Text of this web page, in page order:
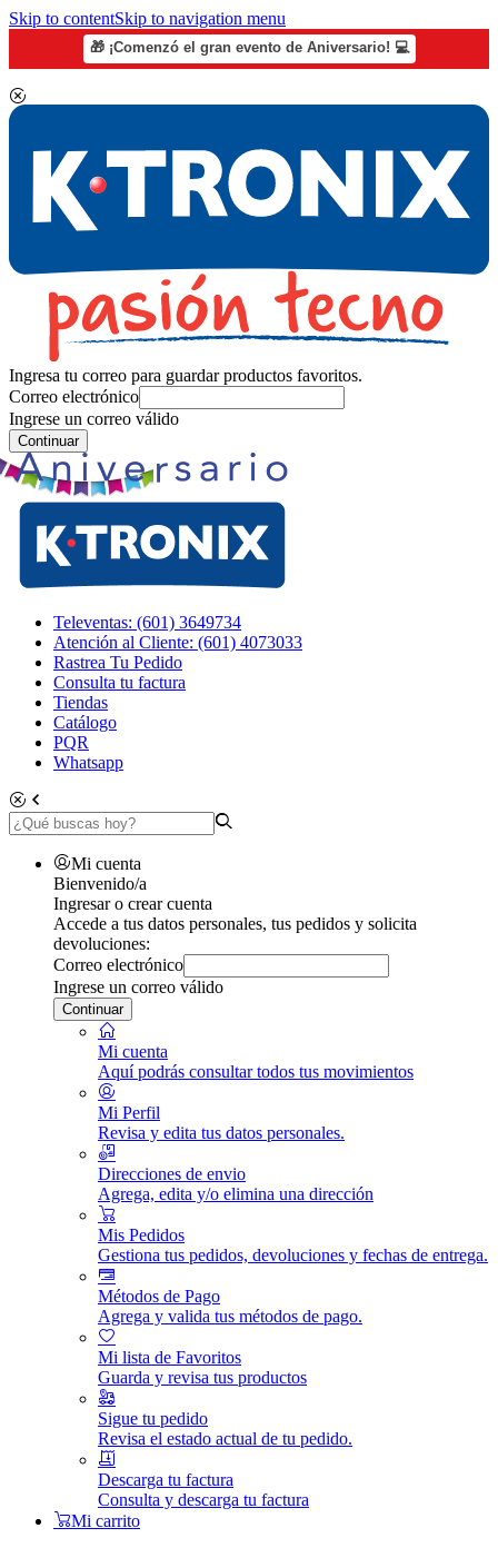
Skip to contentSkip to navigation menu
🎁 ¡Comenzó el gran evento de Aniversario! 💻
Ingresa tu correo para guardar productos favoritos.
Correo electrónico
Ingrese un correo válido
Continuar
Televentas: (601) 3649734
Atención al Cliente: (601) 4073033
Rastrea Tu Pedido
Consulta tu factura
Tiendas
Catálogo
PQR
Whatsapp
Mi cuenta
Bienvenido/a
Ingresar o crear cuenta
Accede a tus datos personales, tus pedidos y solicita
devoluciones:
Correo electrónico
Ingrese un correo válido
Continuar
Mi cuenta
Aquí podrás consultar todos tus movimientos
Mi Perfil
Revisa y edita tus datos personales.
Direcciones de envio
Agrega, edita y/o elimina una dirección
Mis Pedidos
Gestiona tus pedidos, devoluciones y fechas de entrega.
Métodos de Pago
Agrega y valida tus métodos de pago.
Mi lista de Favoritos
Guarda y revisa tus productos
Sigue tu pedido
Revisa el estado actual de tu pedido.
Descarga tu factura
Consulta y descarga tu factura
Mi carrito